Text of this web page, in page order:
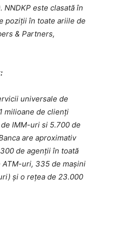
NNDKP este clasată în
poziții în toate ariile de
& Partners,
universale de
milioane de clienți
IMM-uri si 5.700 de
are aproximativ
de agenții în toată
ATM-uri, 335 de mașini
și o rețea de 23.000